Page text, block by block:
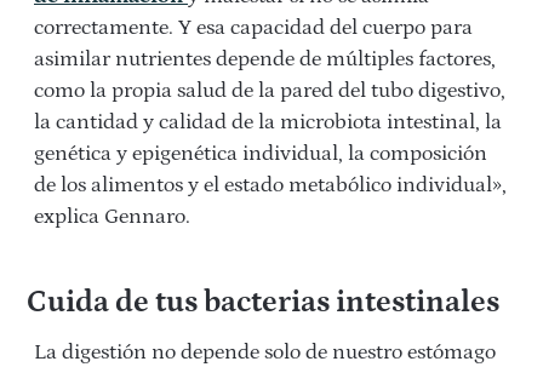
correctamente. Y esa capacidad del cuerpo para
asimilar nutrientes depende de múltiples factores,
como la propia salud de la pared del tubo digestivo,
la cantidad y calidad de la microbiota intestinal, la
genética y epigenética individual, la composición
de los alimentos y el estado metabólico individual»,
explica Gennaro.
Cuida de tus bacterias intestinales
La digestión no depende solo de nuestro estómago